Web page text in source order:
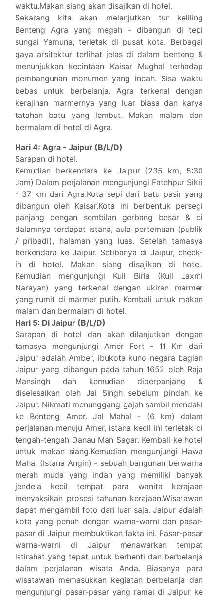
waktu.Makan siang akan disajikan di hotel.
Sekarang kita akan melanjutkan tur keliling
Benteng Agra yang megah - dibangun di tepi
sungai Yamuna, terletak di pusat kota. Berbagai
gaya arsitektur terlihat jelas di dalam benteng &
menunjukkan kecintaan Kaisar Mughal terhadap
pembangunan monumen yang indah. Sisa waktu
bebas untuk berbelanja. Agra terkenal dengan
kerajinan marmernya yang luar biasa dan karya
tatahan batu yang lembut. Makan malam dan
bermalam di hotel di Agra.
Hari 4: Agra - Jaipur (B/L/D)
Sarapan di hotel.
Kemudian berkendara ke Jaipur (235 km, 5:30
Jam) Dalam perjalanan mengunjungi Fatehpur Sikri
- 37 km dari Agra.Kota sepi dari batu pasir yang
dibangun oleh Kaisar.Kota ini berbentuk persegi
panjang dengan sembilan gerbang besar & di
dalamnya terdapat istana, aula pertemuan (publik
/ pribadi), halaman yang luas. Setelah tamasya
berkendara ke Jaipur. Setibanya di Jaipur, check-
in di hotel. Makan siang disajikan di hotel.
Kemudian mengunjungi Kuil Birla (Kuil Laxmi
Narayan) yang terkenal dengan ukiran marmer
yang rumit di marmer putih. Kembali untuk makan
malam dan bermalam di hotel.
Hari 5: Di Jaipur (B/L/D)
Sarapan di hotel dan akan dilanjutkan dengan
tamasya mengunjungi Amer Fort - 11 Km dari
Jaipur adalah Amber, ibukota kuno negara bagian
Jaipur yang dibangun pada tahun 1652 oleh Raja
Mansingh dan kemudian diperpanjang &
diselesaikan oleh Jai Singh sebelum pindah ke
Jaipur. Nikmati menunggang gajah sambil mendaki
ke Benteng Amer. Jal Mahal - (6 km) dalam
perjalanan menuju Amer, istana kecil ini terletak di
tengah-tengah Danau Man Sagar. Kembali ke hotel
untuk makan siang.Kemudian mengunjungi Hawa
Mahal (Istana Angin) - sebuah bangunan berwarna
merah muda yang indah yang memiliki banyak
jendela kecil tempat para wanita kerajaan
menyaksikan prosesi tahunan kerajaan.Wisatawan
dapat mengambil foto dari luar saja. Jaipur adalah
kota yang penuh dengan warna-warni dan pasar-
pasar di Jaipur membuktikan fakta ini. Pasar-pasar
warna-warni di Jaipur menawarkan tempat
istirahat yang tepat untuk berhenti dan berbelanja
dalam perjalanan wisata Anda. Biasanya para
wisatawan memasukkan kegiatan berbelanja dan
mengunjungi pasar-pasar yang ramai di Jaipur ke